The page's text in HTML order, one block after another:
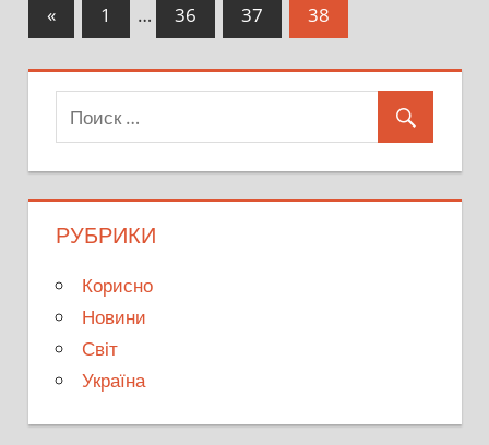
Навигация
по
записям
«Предыдущий
1 … 36 37 38
РУБРИКИ
Корисно
Новини
Світ
Україна